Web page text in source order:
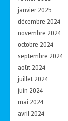
janvier 2025
décembre 2024
novembre 2024
octobre 2024
septembre 2024
août 2024
juillet 2024
juin 2024
mai 2024
avril 2024